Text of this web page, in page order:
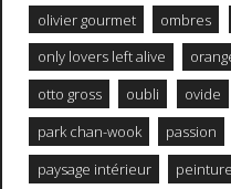
olivier gourmet
ombres
only lovers left alive
otto gross
oubli ovide
park chan-wook
passion
paysage intérieur
peinture